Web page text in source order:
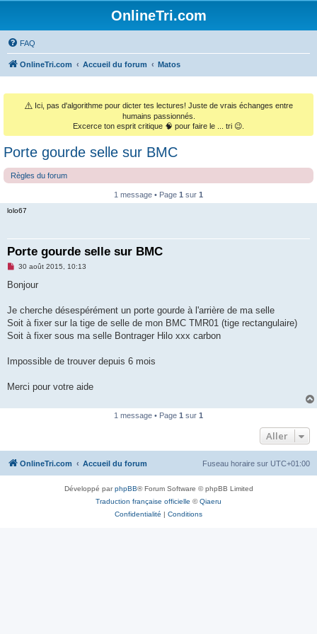
OnlineTri.com
FAQ
OnlineTri.com Accueil du forum Matos
⚠️ Ici, pas d'algorithme pour dicter tes lectures! Juste de vrais échanges entre
humains passionnés.
Excerce ton esprit critique 🧠 pour faire le ... tri 😉.
Porte gourde selle sur BMC
Règles du forum
1 message • Page 1 sur 1
lolo67
Porte gourde selle sur BMC
M
s
g
n
o
u
30 août 2015, 10:13
Bonjour
Je cherche désespérément un porte gourde à l'arrière de ma selle
Soit à fixer sur la tige de selle de mon BMC TMR01 (tige rectangulaire)
Soit à fixer sous ma selle Bontrager Hilo xxx carbon
Impossible de trouver depuis 6 mois
Merci pour votre aide
1 message • Page 1 sur 1
Aller
OnlineTri.com Accueil du forum Fuseau horaire sur UTC+01:00
Développé parphpBB® Forum Software © phpBB Limited
Traduction française officielle ©Qiaeru
Confidentialité | Conditions